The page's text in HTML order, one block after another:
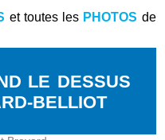
et toutes les PHOTOS de
LE DESSUS
BELLIOT